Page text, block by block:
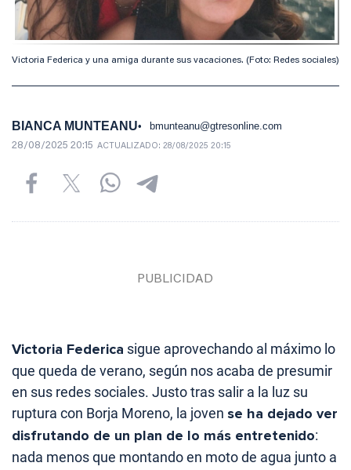
Victoria Federica y una amiga durante sus vacaciones. (Foto: Redes sociales)
BIANCA MUNTEANU bmunteanu@gtresonline.com
28/08/2025 20:15 ACTUALIZADO: 28/08/2025 20:15
Victoria Federica sigue aprovechando al máximo lo
que queda de verano, según nos acaba de presumir
en sus redes sociales. Justo tras salir a la luz su
ruptura con Borja Moreno, la joven se ha dejado ver
disfrutando de un plan de lo más entretenido:
nada menos que montando en moto de agua junto a